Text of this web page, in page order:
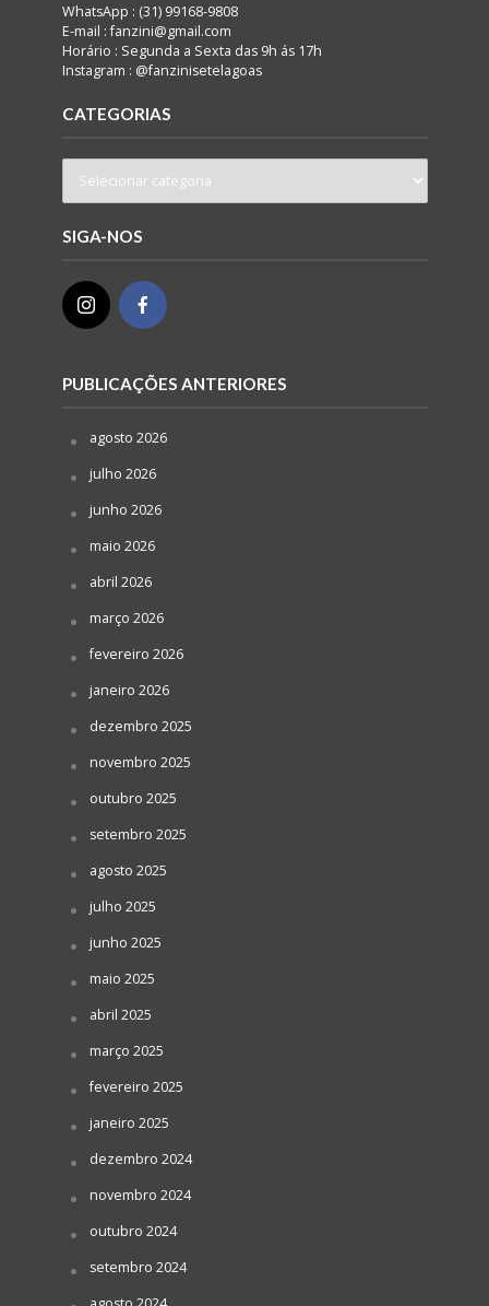
WhatsApp : (31) 99168-9808
E-mail : fanzini@gmail.com
Horário : Segunda a Sexta das 9h ás 17h
Instagram : @fanzinisetelagoas
CATEGORIAS
SIGA-NOS
PUBLICAÇÕES ANTERIORES
agosto 2026
julho 2026
junho 2026
maio 2026
abril 2026
março 2026
fevereiro 2026
janeiro 2026
dezembro 2025
novembro 2025
outubro 2025
setembro 2025
agosto 2025
julho 2025
junho 2025
maio 2025
abril 2025
março 2025
fevereiro 2025
janeiro 2025
dezembro 2024
novembro 2024
outubro 2024
setembro 2024